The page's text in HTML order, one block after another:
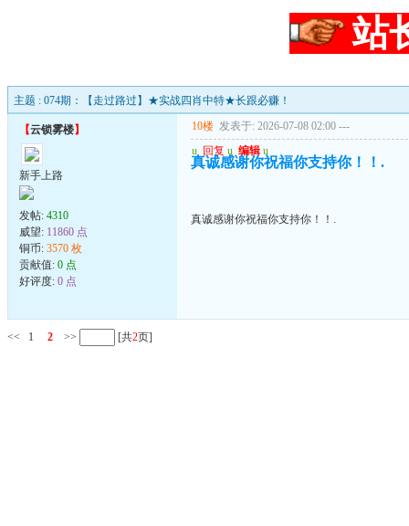
站
主题 : 074期：【走过路过】★实战四肖中特★长跟必赚！
【云锁雾楼】
新手上路
发帖: 4310
威望: 11860 点
铜币: 3570 枚
贡献值: 0 点
好评度: 0 点
10楼 发表于: 2026-07-08 02:00 ---
u 回复 u 编辑 u
真诚感谢你祝福你支持你！！.
真诚感谢你祝福你支持你！！.
<< 1 2 >> [共2页]